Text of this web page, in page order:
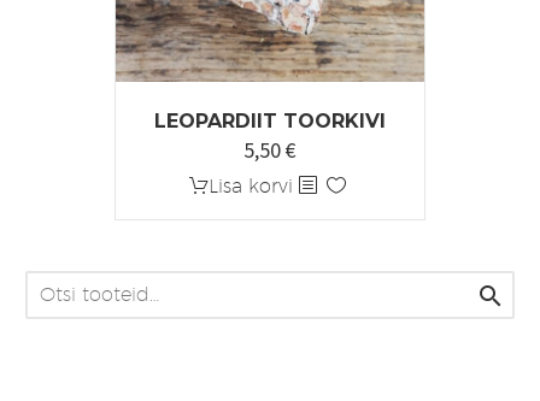
LEOPARDIIT TOORKIVI
5,50€
Lisa korvi
